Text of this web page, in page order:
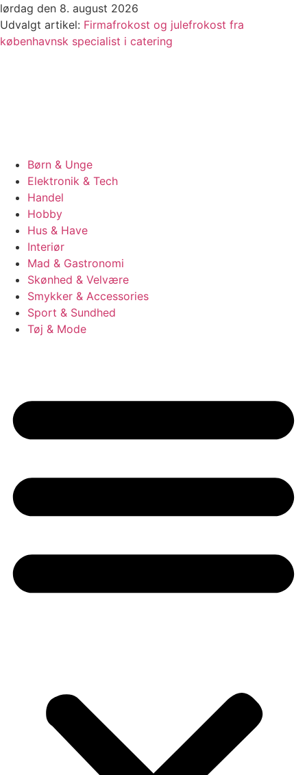
Videre
til
indhold
lørdag den 8. august 2026
Udvalgt artikel: Firmafrokost og julefrokost fra
københavnsk specialist i catering
Børn & Unge
Elektronik & Tech
Handel
Hobby
Hus & Have
Interiør
Mad & Gastronomi
Skønhed & Velvære
Smykker & Accessories
Sport & Sundhed
Tøj & Mode